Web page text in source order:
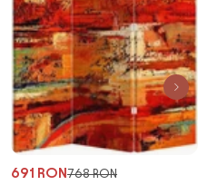
691 RON768 RON